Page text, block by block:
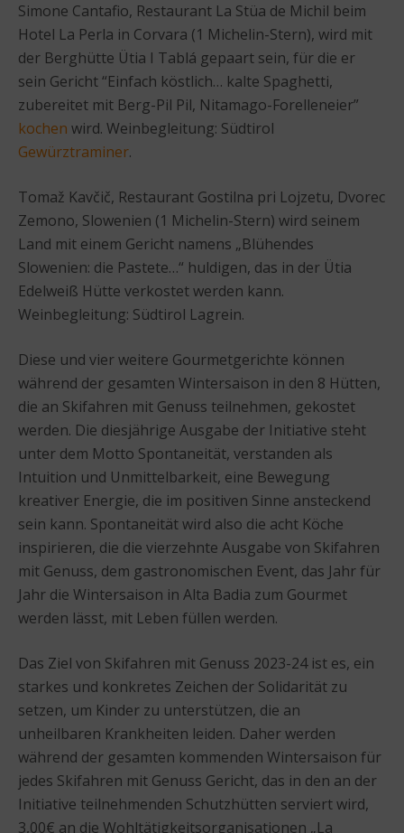
Simone Cantafio, Restaurant La Stüa de Michil beim
Hotel La Perla in Corvara (1 Michelin-Stern), wird mit
der Berghütte Ütia I Tablá gepaart sein, für die er
sein Gericht “Einfach köstlich… kalte Spaghetti,
zubereitet mit Berg-Pil Pil, Nitamago-Forelleneier”
kochen wird. Weinbegleitung: Südtirol
Gewürztraminer.
Tomaž Kavčič, Restaurant Gostilna pri Lojzetu, Dvorec
Zemono, Slowenien (1 Michelin-Stern) wird seinem
Land mit einem Gericht namens „Blühendes
Slowenien: die Pastete…“ huldigen, das in der Ütia
Edelweiß Hütte verkostet werden kann.
Weinbegleitung: Südtirol Lagrein.
Diese und vier weitere Gourmetgerichte können
während der gesamten Wintersaison in den 8 Hütten,
die an Skifahren mit Genuss teilnehmen, gekostet
werden. Die diesjährige Ausgabe der Initiative steht
unter dem Motto Spontaneität, verstanden als
Intuition und Unmittelbarkeit, eine Bewegung
kreativer Energie, die im positiven Sinne ansteckend
sein kann. Spontaneität wird also die acht Köche
inspirieren, die die vierzehnte Ausgabe von Skifahren
mit Genuss, dem gastronomischen Event, das Jahr für
Jahr die Wintersaison in Alta Badia zum Gourmet
werden lässt, mit Leben füllen werden.
Das Ziel von Skifahren mit Genuss 2023-24 ist es, ein
starkes und konkretes Zeichen der Solidarität zu
setzen, um Kinder zu unterstützen, die an
unheilbaren Krankheiten leiden. Daher werden
während der gesamten kommenden Wintersaison für
jedes Skifahren mit Genuss Gericht, das in den an der
Initiative teilnehmenden Schutzhütten serviert wird,
3,00€ an die Wohltätigkeitsorganisationen „La